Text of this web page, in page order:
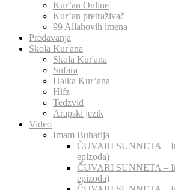
Kur’an Online
Kur’an pretraživač
99 Allahovih imena
Predavanja
Skola Kur'ana
Skola Kur'ana
Sufara
Halka Kur’ana
Hifz
Tedzvid
Arapski jezik
Video
Imam Buharija
ČUVARI SUNNETA –
epizoda)
ČUVARI SUNNETA –
epizoda)